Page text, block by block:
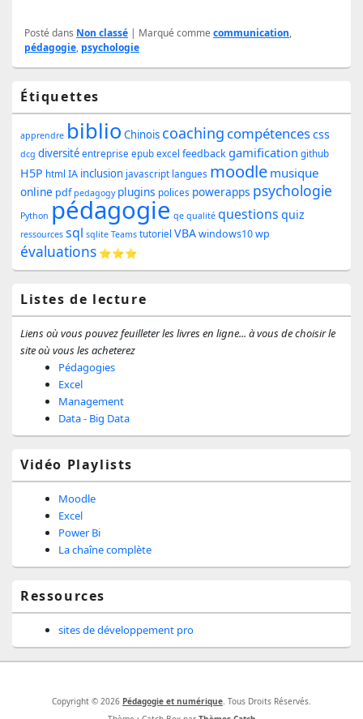
Posté dans Non classé | Marqué comme communication,
pédagogie, psychologie
Zone
principale
de
widget
pour
la
barre
latérale
Étiquettes
apprendre biblio Chinois coaching compétencescss
dcg diversité entreprise epub excel feedbackgamification github
H5P html IA inclusion javascript langues moodle musique
online pdf pedagogy plugins polices powerapps psychologie
Python pédagogie qe qualité questions quiz
ressources sql sqlite Teams tutoriel VBAwindows10wp
évaluations ⭐⭐⭐
Listes de lecture
Liens où vous pouvez feuilleter les livres en ligne... à vous de choisir le
site où vous les acheterez
Pédagogies
Excel
Management
Data - Big Data
Vidéo Playlists
Moodle
Excel
Power Bi
La chaîne complète
Ressources
sites de développement pro
Copyright © 2026 Pédagogie et numérique. Tous Droits Réservés.